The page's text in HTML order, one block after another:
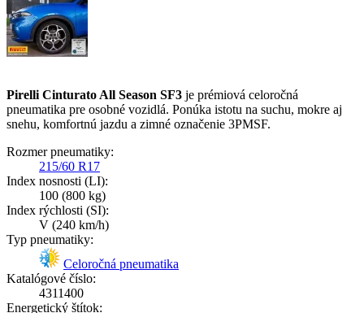
Pirelli Cinturato All Season SF3 je prémiová celoročná
pneumatika pre osobné vozidlá. Ponúka istotu na suchu, mokre aj
snehu, komfortnú jazdu a zimné označenie 3PMSF.
Rozmer pneumatiky:
215/60 R17
Index nosnosti (LI):
100 (800 kg)
Index rýchlosti (SI):
V (240 km/h)
Typ pneumatiky:
Celoročná pneumatika
Katalógové číslo:
4311400
Energetický štítok: